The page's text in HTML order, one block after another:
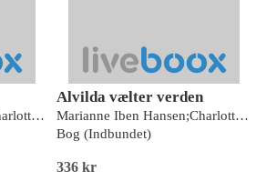
Marianne Iben Hansen;Charlotte Pardi
Alvilda vælter verden
Marianne Iben Hansen;Charlotte Pardi
Bog (Indbundet)
336 kr